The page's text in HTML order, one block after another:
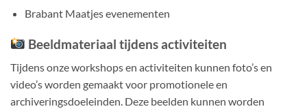
Brabant Maatjes evenementen
Beeldmateriaal tijdens activiteiten
Tijdens onze workshops en activiteiten kunnen foto’s en
video’s worden gemaakt voor promotionele en
archiveringsdoeleinden. Deze beelden kunnen worden